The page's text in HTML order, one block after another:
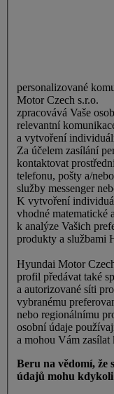
personalizované
Motor Czech s.r.o.
zpracovává Vaše
relevantní
a vytvoření
Za účelem zasílání
kontaktovat
telefonu, pošty a/nebo dalších komunikačních kanálů (SMS,
služby messenger
K vytvoření
vhodné matematické
k analýze Vašich
produkty a službami
Hyundai Motor
profil předávat také
a autorizované síti
vybranému
nebo regionálnímu
osobní údaje
a mohou Vám
Beru na vědomí, že
údajů mohu